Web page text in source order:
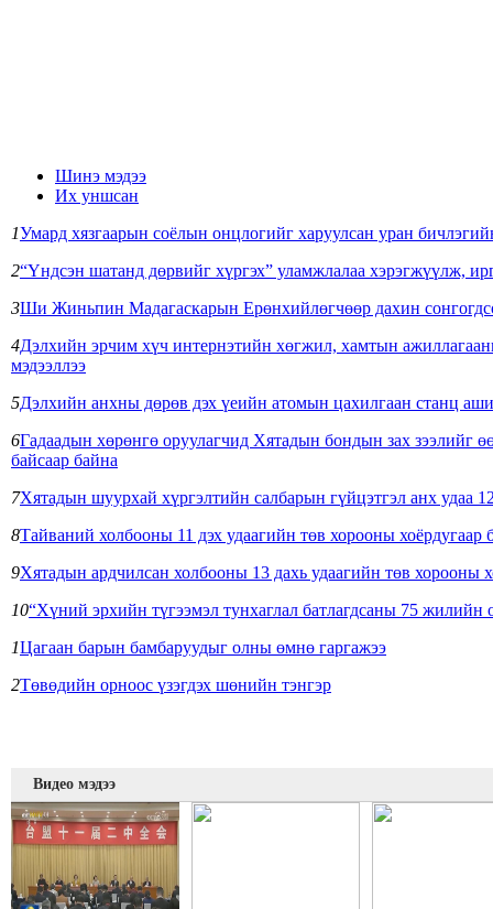
Шинэ мэдээ
Их уншсан
1Умард хязгаарын соёлын онцлогийг харуулсан уран
2“Үндсэн шатанд дөрвийг хүргэх” уламжлалаа хэрэгжүүлж,
3Ши Жиньпин Мадагаскарын Ерөнхийлөгчөөр дахин
4Дэлхийн эрчим хүч интернэтийн хөгжил, хамтын
мэдээллээ
5Дэлхийн анхны дөрөв дэх үеийн атомын цахилгаан станц
6Гадаадын хөрөнгө оруулагчид Хятадын бондын зах зээлийг
байсаар байна
7Хятадын шуурхай хүргэлтийн салбарын гүйцэтгэл анх удаа
8Тайваний холбооны 11 дэх удаагийн төв хорооны хоёрдугаар
9Хятадын ардчилсан холбооны 13 дахь удаагийн төв хорооны
10“Хүний эрхийн түгээмэл тунхаглал батлагдсаны 75
1Цагаан барын бамбаруудыг олны өмнө гаргажээ
2Төвөдийн орноос үзэгдэх шөнийн тэнгэр
Видео мэдээ